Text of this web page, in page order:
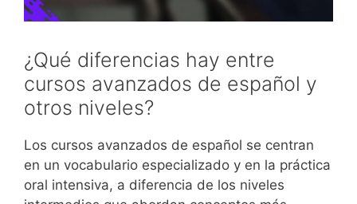
¿Qué diferencias hay entre
cursos avanzados de español y
otros niveles?
Los cursos avanzados de español se centran
en un vocabulario especializado y en la práctica
oral intensiva, a diferencia de los niveles